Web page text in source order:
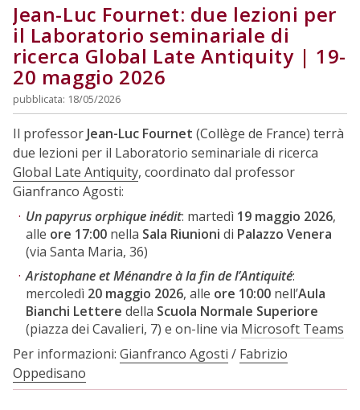
Jean-Luc Fournet: due lezioni per
il Laboratorio seminariale di
ricerca Global Late Antiquity | 19-
20 maggio 2026
pubblicata: 18/05/2026
Il professor Jean-Luc Fournet (Collège de France) terrà
due lezioni per il Laboratorio seminariale di ricerca
Global Late Antiquity, coordinato dal professor
Gianfranco Agosti:
Un papyrus orphique inédit: martedì 19 maggio 2026,
alle ore 17:00 nella Sala Riunioni di Palazzo Venera
(via Santa Maria, 36)
Aristophane et Ménandre à la fin de l’Antiquité:
mercoledì 20 maggio 2026, alle ore 10:00 nell’Aula
Bianchi Lettere della Scuola Normale Superiore
(piazza dei Cavalieri, 7) e on-line via Microsoft Teams
Per informazioni: Gianfranco Agosti / Fabrizio
Oppedisano